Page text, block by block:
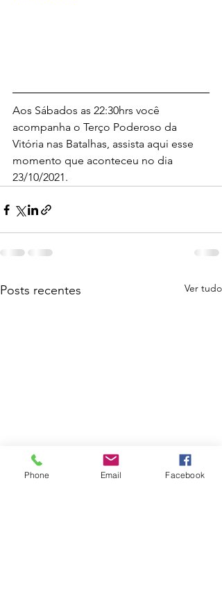
Aos Sábados as 22:30hrs você
acompanha o Terço Poderoso da
Vitória nas Batalhas, assista aqui esse
momento que aconteceu no dia
23/10/2021.
Posts recentes Ver tudo
Phone Email Facebook